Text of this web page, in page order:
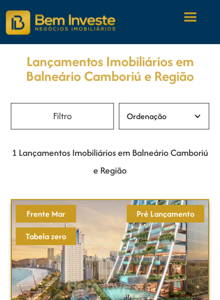
Lançamentos Imobiliários em
Balneário Camboriú e Região
Ordenação
1 Lançamentos Imobiliários em Balneário Camboriú
e Região
Pré Lançamento
Frente Mar
Tabela zero